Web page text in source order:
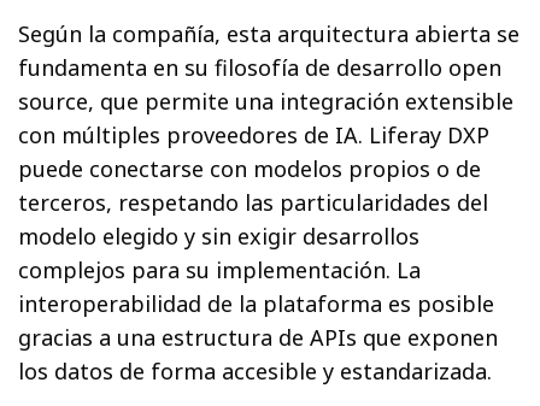
Según la compañía, esta arquitectura abierta se
fundamenta en su filosofía de desarrollo open
source, que permite una integración extensible
con múltiples proveedores de IA. Liferay DXP
puede conectarse con modelos propios o de
terceros, respetando las particularidades del
modelo elegido y sin exigir desarrollos
complejos para su implementación. La
interoperabilidad de la plataforma es posible
gracias a una estructura de APIs que exponen
los datos de forma accesible y estandarizada.